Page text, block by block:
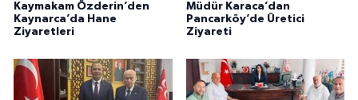
Kaymakam Özderin’den
Kaynarca’da Hane
Ziyaretleri
Müdür Karaca’dan
Pancarköy’de Üretici
Ziyareti